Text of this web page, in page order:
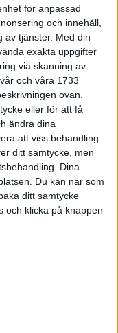
for anpassad
och innehåll,
av tjänster. Med din
exakta uppgifter
via skanning av
och våra 1733
ovan.
eller för att få
ändra dina
att viss behandling
ditt samtycke, men
Dina
Du kan när som
ditt samtycke
och klicka på knappen
sitt 219:e
50 lopp i år, säger
Järlåker på den
slutat för några år
K-G Nyström som
och i USA
som arbetslös
säger Stig som
under de senaste